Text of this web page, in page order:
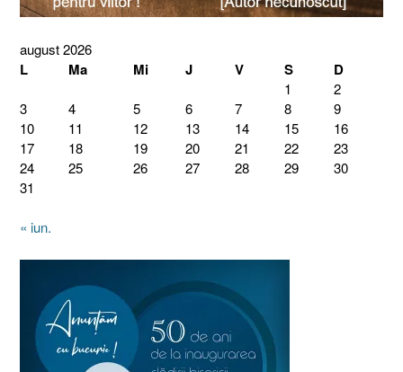
august 2026
L Ma Mi J V S D
1
2
3
4 5 6 7 8
9
10
11 12 13 14 15
16
17
18 19 20 21 22
23
24
25 26 27 28 29
30
31
« iun.